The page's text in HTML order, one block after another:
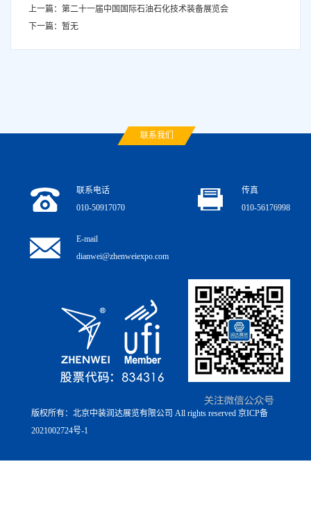
上一篇：第二十一届中国国际石油石化技术装备展览会
下一篇：暂无
联系我们
联系电话
010-50917070
传真
010-56176998
E-mail
dianwei@zhenweiexpo.com
版权所有：北京中装润达展览有限公司 All rights reserved 京ICP备
2021002724号-1